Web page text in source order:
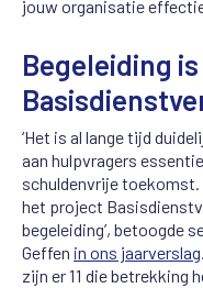
jouw organisatie
Begeleiding
‘Het is al lange tijd
aan hulpvragers
schuldenvrije toekomst.
het project
begeleiding’, betoogde
Geffen in ons jaarverslag
zijn er 11 die betrekking